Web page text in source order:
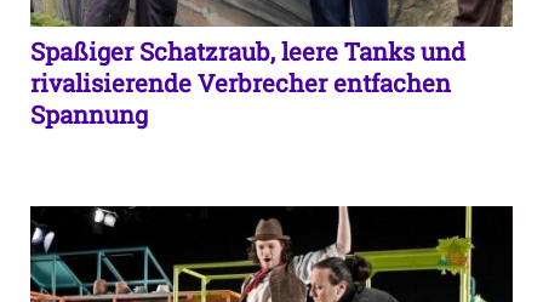
Spaßiger Schatzraub, leere Tanks und
rivalisierende Verbrecher entfachen
Spannung